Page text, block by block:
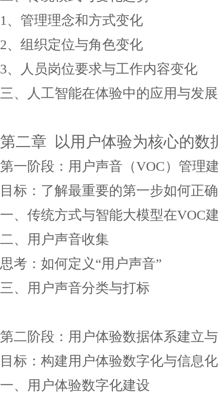
1、管理理念和方式变化
2、组织定位与角色变化
3、人员岗位要求与工作内容变化
三、人工智能在体验中的应用与发
第二章 以用户体验为核心的数
第一阶段：用户声音（VOC）管理
目标：了解最重要的第一步如何正
一、传统方式与智能大模型在VOC
二、用户声音收集
思考：如何定义“用户声音”
三、用户声音分类与打标
第二阶段：用户体验数据体系建立
目标：构建用户体验数字化与信息
一、用户体验数字化建设